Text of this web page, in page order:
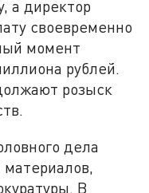
а директор
своевременно
момент
рублей.
розыск
дела
В